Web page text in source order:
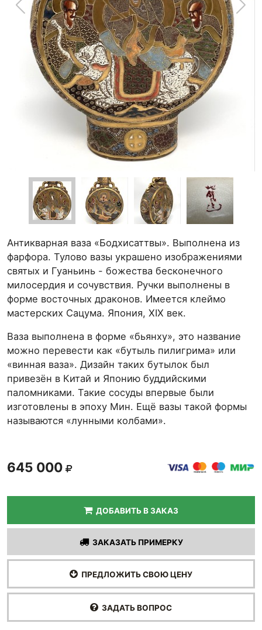
Антикварная ваза «Бодхисаттвы». Выполнена из
фарфора. Тулово вазы украшено изображениями
святых и Гуаньинь - божества бесконечного
милосердия и сочувствия. Ручки выполнены в
форме восточных драконов. Имеется клеймо
мастерских Сацума. Япония, XIX век.
Ваза выполнена в форме «бьянху», это название
можно перевести как «бутыль пилигрима» или
«винная ваза». Дизайн таких бутылок был
привезён в Китай и Японию буддийскими
паломниками. Такие сосуды впервые были
изготовлены в эпоху Мин. Ещё вазы такой формы
называются «лунными колбами».
645 000
ДОБАВИТЬ В ЗАКАЗ
ЗАКАЗАТЬ ПРИМЕРКУ
ПРЕДЛОЖИТЬ СВОЮ ЦЕНУ
ЗАДАТЬ ВОПРОС